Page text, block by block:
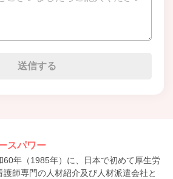
スパワー
60年（1985年）に、日本で初めて厚生労
師専門の人材紹介及び人材派遣会社と